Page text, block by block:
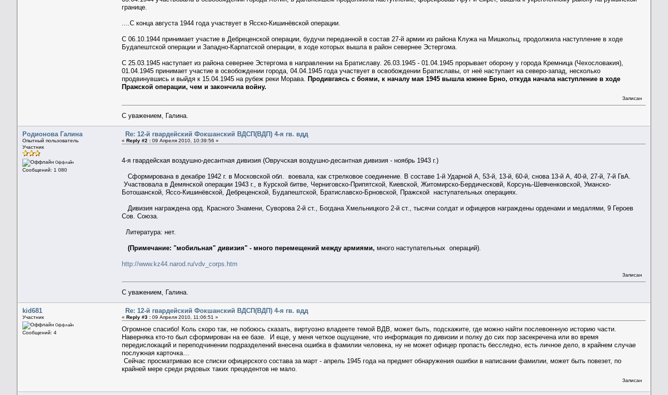
границе.
....С конца августа 1944 года участвует в Ясско-Кишинёвской операции.
С 06.10.1944 принимает участие в Дебреценской операции, будучи переданной в состав 27-й армии из района Клужа на Мишкольц, продолжила наступление в ходе
Будапештской операции и Западно-Карпатской операции, в ходе которых вышла в район севернее Эстергома.
С 25.03.1945 наступает из района севернее Эстергома в направлении на Братиславу. 26.03.1945 - 01.04.1945 прорывает оборону у города Кремница (Чехословакия),
01.04.1945 принимает участие в освобождении города, 04.04.1945 года участвует в освобождении Братиславы, от неё наступает на северо-запад, несколько
продвинувшись и выйдя к 15.04.1945 на рубеж реки Морава. Продивгаясь с боями, к началу мая 1945 вышла южнее Брно, откуда начала наступление в ходе
Пражской операции, чем и закончила войну.
Записан
С уважением, Галина.
Родионова Галина
Опытный пользователь
Участник
Оффлайн
Сообщений: 1 080
Re: 12-й гвардейский Фокшанский ВДСП(ВДП) 4-я гв. вдд
«Reply #2 : 09 Апреля 2010, 10:39:56 »
4-я гвардейская воздушно-десантная дивизия (Овручская воздушно-десантная дивизия - ноябрь 1943 г.)
Сформирована в декабре 1942 г. в Московской обл. воевала, как стрелковое соединение. В составе 1-й Ударной А, 53-й, 13-й, 60-й, снова 13-й А, 40-й, 27-й, 7-й ГвА.
Участвовала в Демянской операции 1943 г., в Курской битве, Черниговско-Припятской, Киевской, Житомирско-Бердическовй, Корсунь-Шевченковской, Уманско-
Ботошанской, Яссо-Кишинёвской, Дебреценской, Будапештской, Братиславско-Брновской, Пражской наступательных операциях.
Дивизия награждена орд. Красного Знамени, Суворова 2-й ст., Богдана Хмельницкого 2-й ст., тысячи солдат и офицеров награждены орденами и медалями, 9 Героев
Сов. Союза.
Литература: нет.
(Примечание: "мобильная" дивизия" - много перемещений между армиями, много наступательных операций).
http://www.kz44.narod.ru/vdv_corps.htm
Записан
С уважением, Галина.
kid681
Участник
Оффлайн
Сообщений: 4
Re: 12-й гвардейский Фокшанский ВДСП(ВДП) 4-я гв. вдд
« Reply #3 : 09 Апреля 2010, 11:06:51 »
Огромное спасибо! Коль скоро так, не побоюсь сказать, виртуозно владеете темой ВДВ, может быть, подскажите, где можно найти послевоенную историю части.
Наверняка кто-то был сформирован на ее базе. И еще, у меня четкое ощущение, что информация по дивизии и полку до сих пор засекречена или во время
передислокаций и переподчинении подразделений внесена ошибка в фамилии человека, ну не может офицер пропасть бесследно, есть личное дело, в крайнем случае
послужная карточка…
Сейчас просматриваю все списки офицерского состава за март - апрель 1945 года на предмет обнаружения ошибки в написании фамилии, может быть повезет, по
крайней мере среди рядовых таких прецедентов не мало.
Записан